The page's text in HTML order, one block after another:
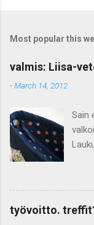
Most popular this
valmis: Liisa-
-March 14, 2012
Sain
työvoitto.